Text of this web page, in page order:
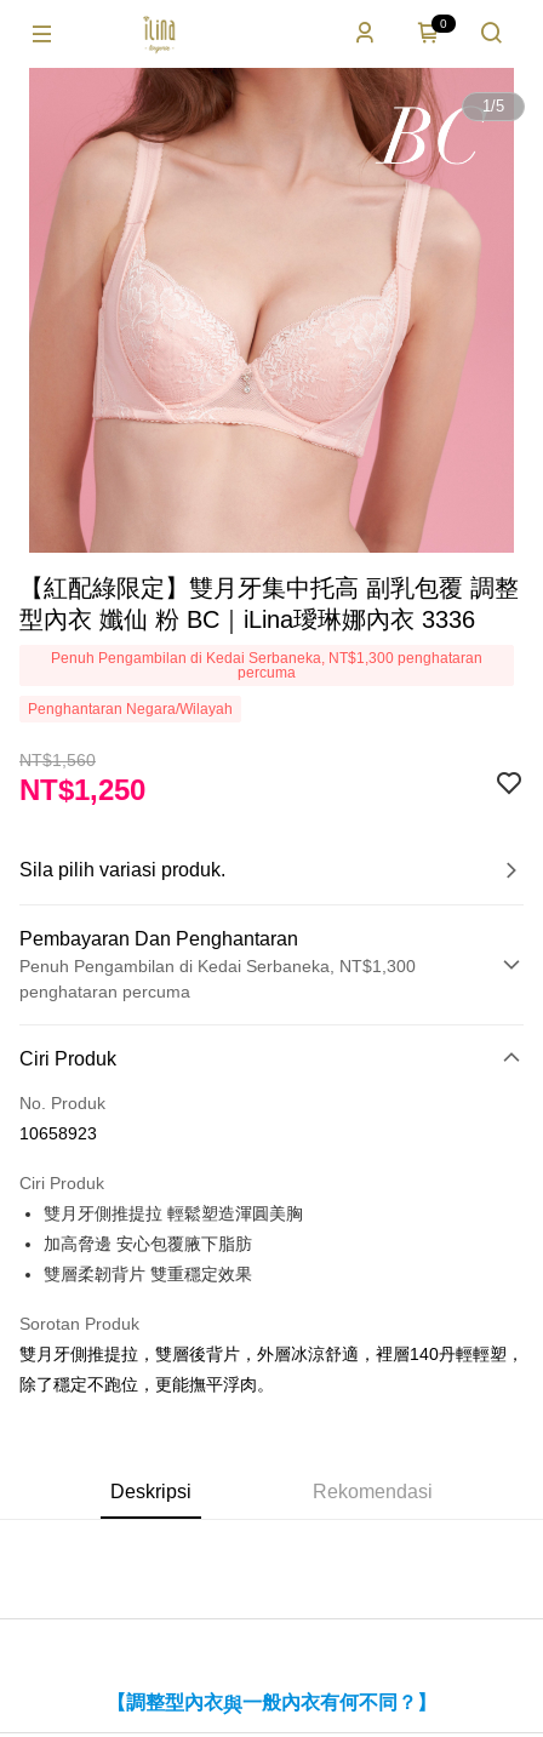
0
1/5
【紅配綠限定】雙月牙集中托高 副乳包覆 調整
型內衣 孅仙 粉 BC｜iLina璦琳娜內衣 3336
Penuh Pengambilan di Kedai Serbaneka, NT$1,300 penghataran
percuma
Penghantaran Negara/Wilayah
NT$1,560
NT$1,250
Sila pilih variasi produk.
Pembayaran Dan Penghantaran
Penuh Pengambilan di Kedai Serbaneka, NT$1,300
penghataran percuma
Kad Kredit (Bayaran Penuh)
Pengambilan di Kedai Serbaneka
全家取貨付款
NT$90/pesanan | Penghantaran percuma untuk pesanan
NT$1,300 atau lebih
付款後全家取貨
NT$90/pesanan | Penghantaran percuma untuk pesanan
NT$1,300 atau lebih
NT$1,300 atau lebih
宅配-貨到不付款
Ciri Produk
No. Produk
10658923
Ciri Produk
雙月牙側推提拉 輕鬆塑造渾圓美胸
加高脅邊 安心包覆腋下脂肪
雙層柔韌背片 雙重穩定效果
Sorotan Produk
雙月牙側推提拉，雙層後背片，外層冰涼舒適，裡層140丹輕輕塑，
除了穩定不跑位，更能撫平浮肉。
Deskripsi Rekomendasi
【調整型內衣與一般內衣有何不同？】